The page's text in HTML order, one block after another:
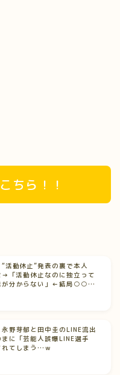
ちら！！
“活動休止”発表の裏で本人
→「活動休止なのに独立って
が分からない」←結局○○だ
永野芽郁と田中圭のLINE流出
に「芸能人誤爆LINE選手
れてしまう…ｗ